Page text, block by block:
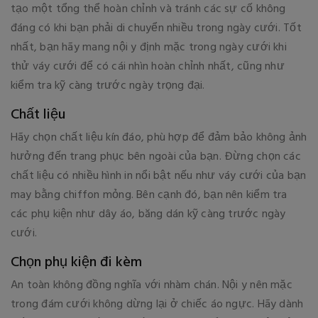
tạo một tổng thể hoàn chỉnh và tránh các sự cố không
đáng có khi bạn phải di chuyển nhiều trong ngày cưới. Tốt
nhất, bạn hãy mang nội y định mặc trong ngày cưới khi
thử váy cưới để có cái nhìn hoàn chỉnh nhất, cũng như
kiểm tra kỹ càng trước ngày trọng đại.
Chất liệu
Hãy chọn chất liệu kín đáo, phù hợp để đảm bảo không ảnh
hưởng đến trang phục bên ngoài của bạn. Đừng chọn các
chất liệu có nhiều hình in nổi bật nếu như váy cưới của bạn
may bằng chiffon mỏng. Bên cạnh đó, bạn nên kiểm tra
các phụ kiện như dây áo, băng dán kỹ càng trước ngày
cưới.
Chọn phụ kiện đi kèm
An toàn không đồng nghĩa với nhàm chán. Nội y nên mặc
trong đám cưới không dừng lại ở chiếc áo ngực. Hãy dành